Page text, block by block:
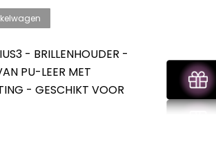
- BRILLENHOUDER -
PU-LEER MET
- GESCHIKT VOOR